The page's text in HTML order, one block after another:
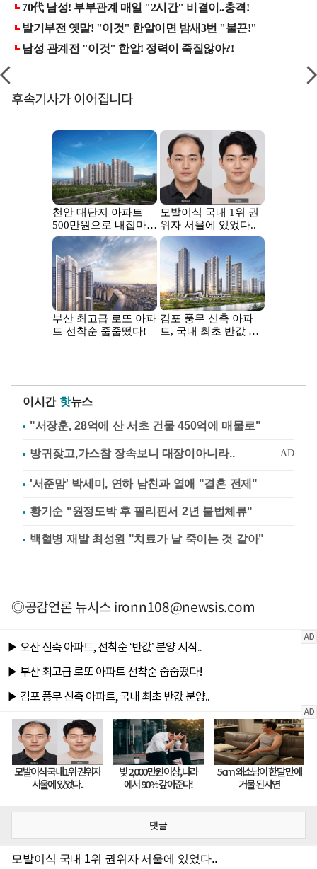
후속기사가 이어집니다
이시간 핫뉴스
"서장훈, 28억에 산 서초 건물 450억에 매물로"
'서준맘' 박세미, 연하 남친과 열애 "결혼 전제"
황기순 "원정도박 후 필리핀서 2년 불법체류"
백혈병 재발 최성원 "치료가 날 죽이는 것 같아"
◎공감언론 뉴시스ironn108@newsis.com
댓글